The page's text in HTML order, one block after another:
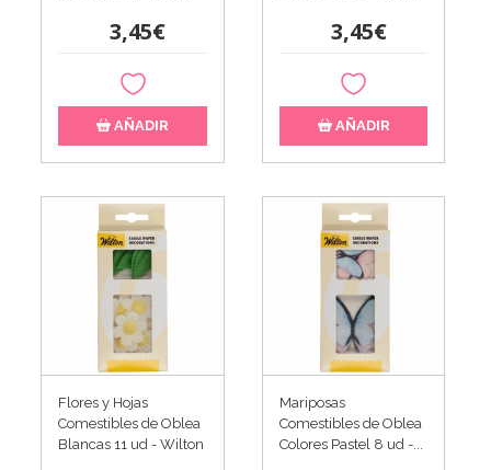
3,45€
AÑADIR
3,45€
AÑADIR
Flores y Hojas
Comestibles de Oblea
Blancas 11 ud - Wilton
Mariposas
Comestibles de Oblea
Colores Pastel 8 ud -...